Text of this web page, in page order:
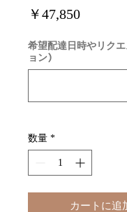
￥47,850価
希望配達日時やリク
ョン)
数量 *
カートに追